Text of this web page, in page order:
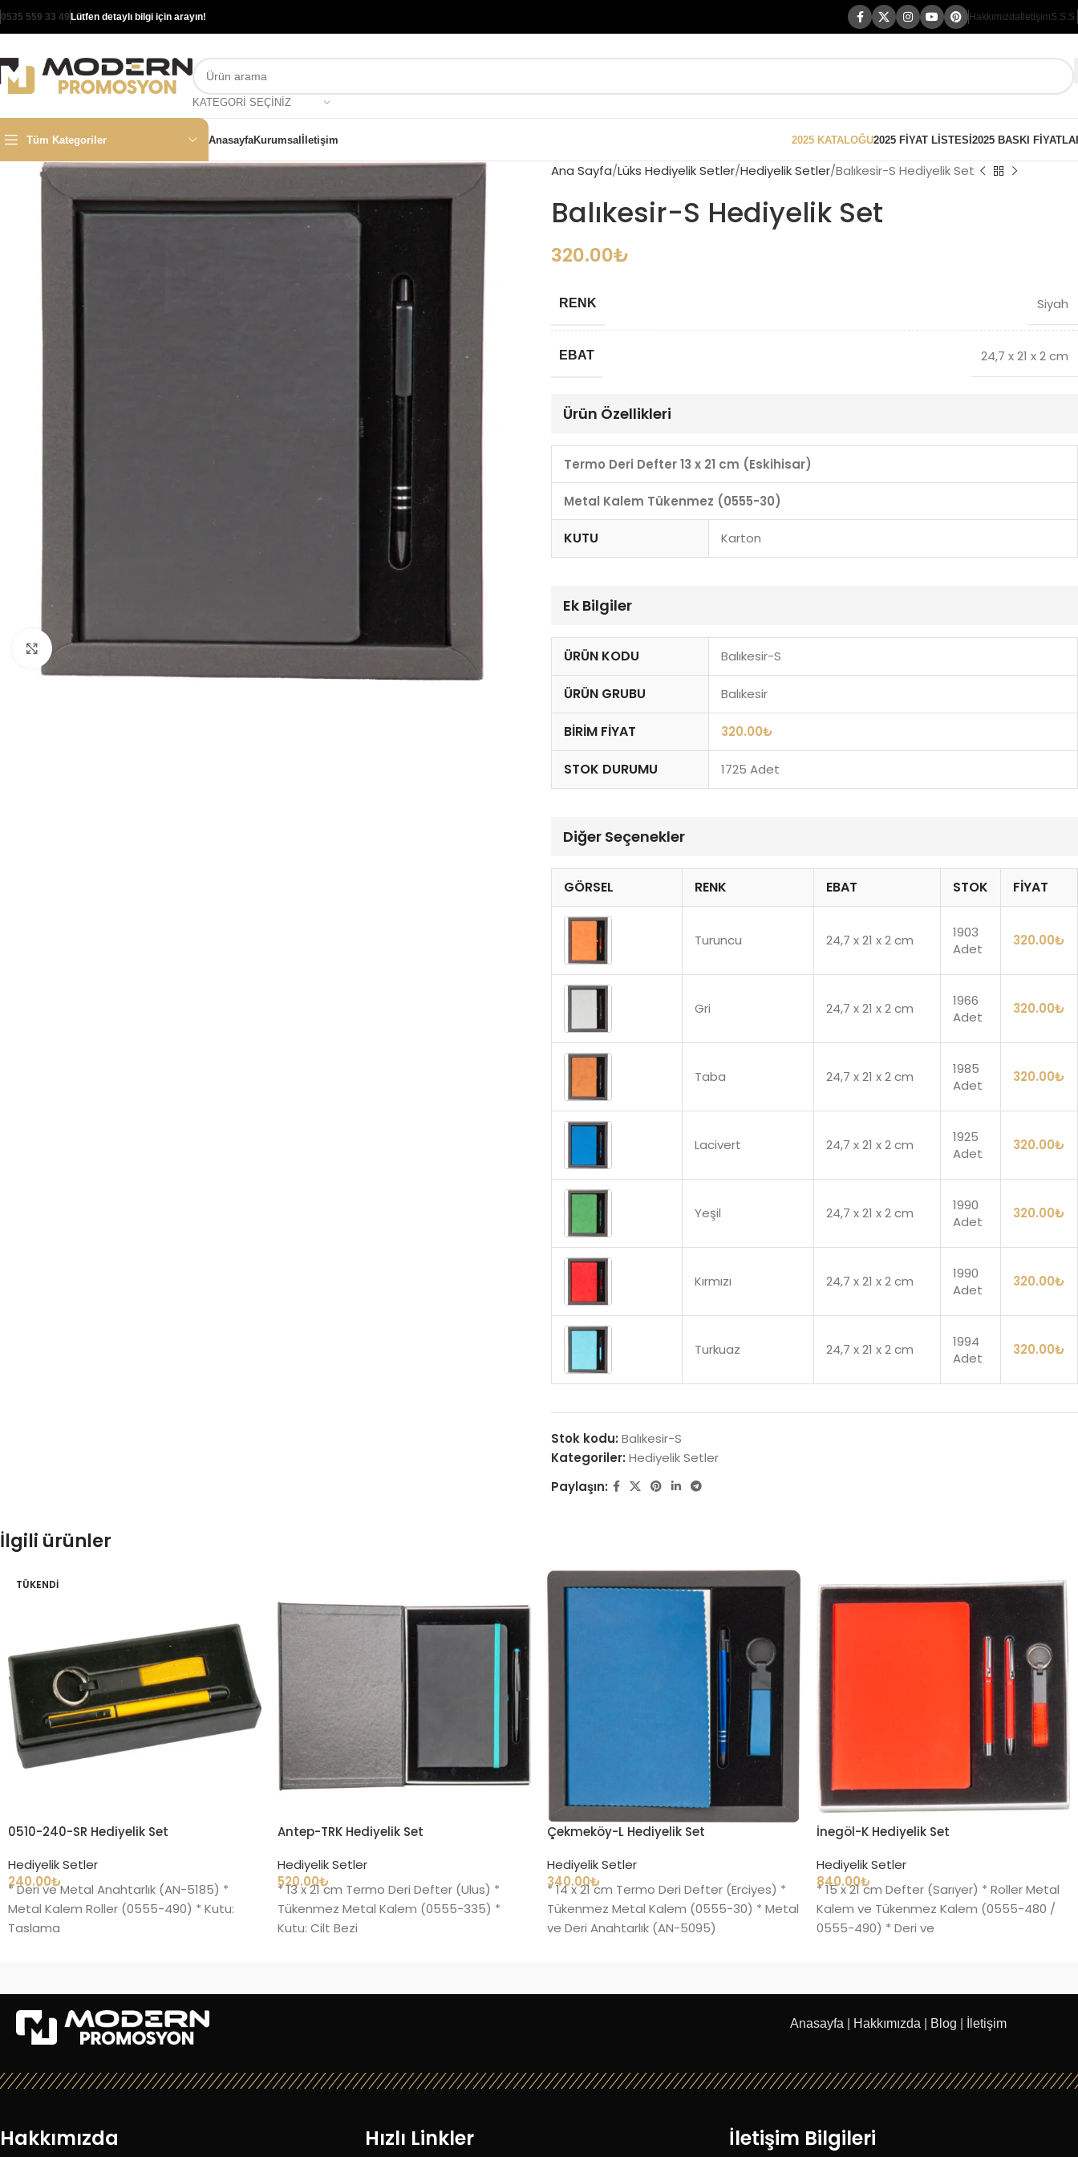
0535 559 33 49 Lütfen detaylı bilgi için arayın! Hakkımızda İletişimS.S.S.
KATEGORI SEÇINIZ
Tüm Kategoriler AnasayfaKurumsalİletişim 2025 KATALOĞU2025 FİYAT LİSTESİ2025 BASKI
Büyütmek için tıklayın
Ana Sayfa Lüks Hediyelik Setler Hediyelik Setler Balıkesir-S Hediyelik Set
Balıkesir-S Hediyelik Set
320.00₺
RENK Siyah
EBAT 24,7 x 21 x 2 cm
Ürün Özellikleri
Termo Deri Defter 13 x 21 cm (Eskihisar)
Metal Kalem Tükenmez (0555-30)
KUTU Karton
Ek Bilgiler
ÜRÜN KODU Balıkesir-S
ÜRÜN GRUBU Balıkesir
BIRIM FIYAT 320.00₺
STOK DURUMU 1725 Adet
Diğer Seçenekler
GÖRSEL RENK EBAT STOK FIYAT
Turuncu 24,7 x 21 x 2 cm
1903
Adet
320.00₺
Gri 24,7 x 21 x 2 cm
1966
Adet
320.00₺
Taba 24,7 x 21 x 2 cm
1985
Adet
320.00₺
Lacivert 24,7 x 21 x 2 cm
1925
Adet
320.00₺
Yeşil 24,7 x 21 x 2 cm
1990
Adet
320.00₺
Kırmızı 24,7 x 21 x 2 cm
1990
Adet
320.00₺
Turkuaz 24,7 x 21 x 2 cm
1994
Adet
320.00₺
Stok kodu: Balıkesir-S
Kategoriler: Hediyelik Setler
Paylaşın:
İlgili ürünler
TÜKENDI
0510-240-SR Hediyelik Set
Hediyelik Setler
240.00₺
* Deri ve Metal Anahtarlık (AN-5185) *
Metal Kalem Roller (0555-490) * Kutu:
Taslama
Antep-TRK Hediyelik Set
Hediyelik Setler
520.00₺
* 13 x 21 cm Termo Deri Defter (Ulus) *
Tükenmez Metal Kalem (0555-335) *
Kutu: Cilt Bezi
Çekmeköy-L Hediyelik Set
Hediyelik Setler
340.00₺
* 14 x 21 cm Termo Deri Defter (Erciyes) *
Tükenmez Metal Kalem (0555-30) * Metal
ve Deri Anahtarlık (AN-5095)
İnegöl-K Hediyelik Set
Hediyelik Setler
840.00₺
* 15 x 21 cm Defter (Sarıyer) * Roller Metal
Kalem ve Tükenmez Kalem (0555-480 /
0555-490) * Deri ve
Anasayfa Hakkımızda Blog İletişim
Hakkımızda Hızlı Linkler İletişim Bilgileri